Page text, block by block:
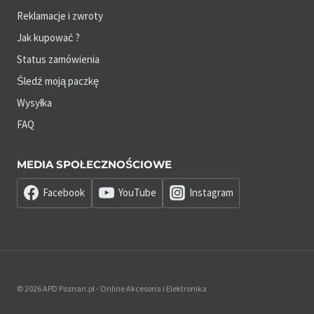
Reklamacje i zwroty
Jak kupować ?
Status zamówienia
Śledź moją paczkę
Wysyłka
FAQ
MEDIA SPOŁECZNOŚCIOWE
Facebook YouTube Instagram
© 2026 APD Poznan.pl - Online Akcesoria i Elektronika